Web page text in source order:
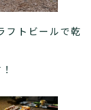
フトビールで乾